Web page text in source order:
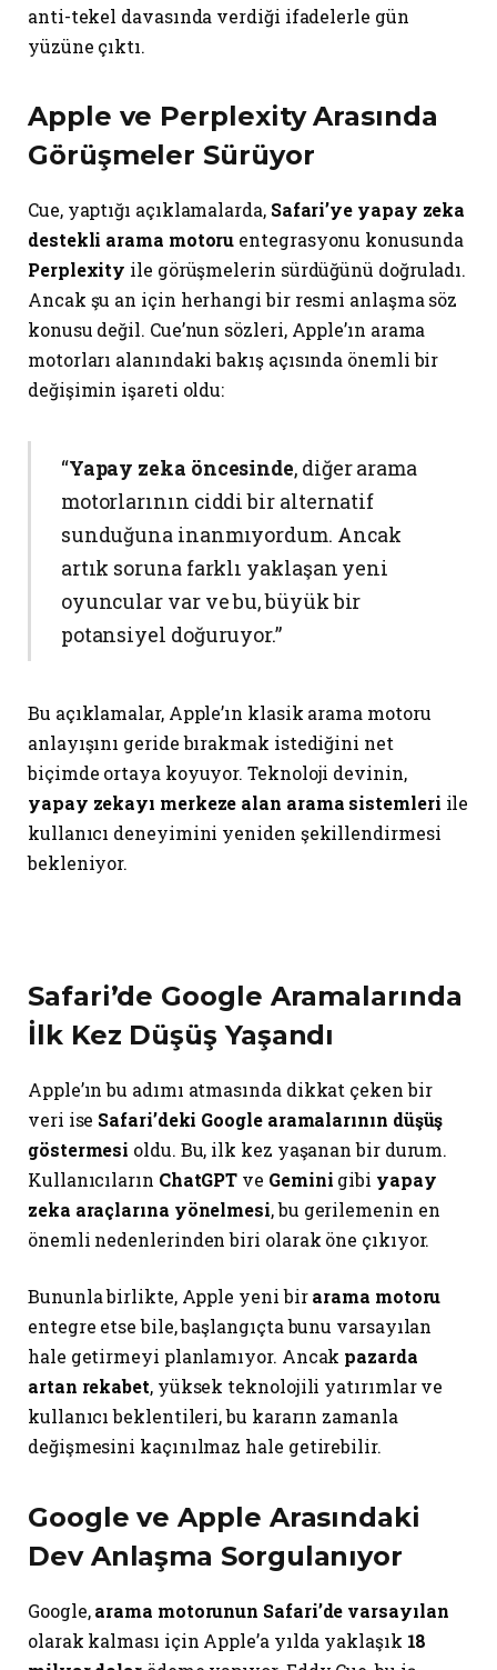
anti-tekel davasında verdiği ifadelerle gün
yüzüne çıktı.
Apple ve Perplexity Arasında
Görüşmeler Sürüyor
Cue, yaptığı açıklamalarda, Safari’ye yapay zeka
destekli arama motoru entegrasyonu konusunda
Perplexity ile görüşmelerin sürdüğünü doğruladı.
Ancak şu an için herhangi bir resmi anlaşma söz
konusu değil. Cue’nun sözleri, Apple’ın arama
motorları alanındaki bakış açısında önemli bir
değişimin işareti oldu:
“Yapay zeka öncesinde, diğer arama
motorlarının ciddi bir alternatif
sunduğuna inanmıyordum. Ancak
artık soruna farklı yaklaşan yeni
oyuncular var ve bu, büyük bir
potansiyel doğuruyor.”
Bu açıklamalar, Apple’ın klasik arama motoru
anlayışını geride bırakmak istediğini net
biçimde ortaya koyuyor. Teknoloji devinin,
yapay zekayı merkeze alan arama sistemleri ile
kullanıcı deneyimini yeniden şekillendirmesi
bekleniyor.
Safari’de Google Aramalarında
İlk Kez Düşüş Yaşandı
Apple’ın bu adımı atmasında dikkat çeken bir
veri ise Safari’deki Google aramalarının düşüş
göstermesi oldu. Bu, ilk kez yaşanan bir durum.
Kullanıcıların ChatGPT ve Gemini gibi yapay
zeka araçlarına yönelmesi, bu gerilemenin en
önemli nedenlerinden biri olarak öne çıkıyor.
Bununla birlikte, Apple yeni birarama motoru
entegre etse bile, başlangıçta bunu varsayılan
hale getirmeyi planlamıyor. Ancak pazarda
artan rekabet, yüksek teknolojili yatırımlar ve
kullanıcı beklentileri, bu kararın zamanla
değişmesini kaçınılmaz hale getirebilir.
Google ve Apple Arasındaki
Dev Anlaşma Sorgulanıyor
Google,arama motorunun Safari’de varsayılan
olarak kalması için Apple’a yılda yaklaşık 18